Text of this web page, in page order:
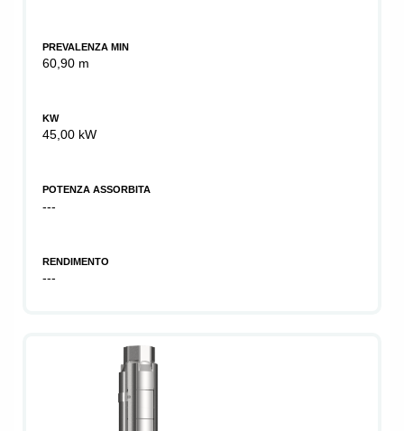
PREVALENZA MIN
60,90 m
KW
45,00 kW
POTENZA ASSORBITA
---
RENDIMENTO
---